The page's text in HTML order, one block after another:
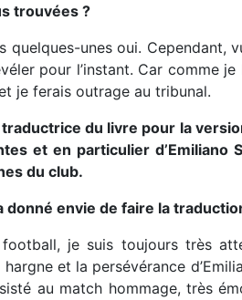
trouvées ?
quelques-unes oui. Cependant,
pour l’instant. Car comme
je ferais outrage au tribunal.
du livre pour la
et en particulier d’Emiliano
du club.
donné envie de faire la
football, je suis toujours très
hargne et la persévérance
au match hommage, très